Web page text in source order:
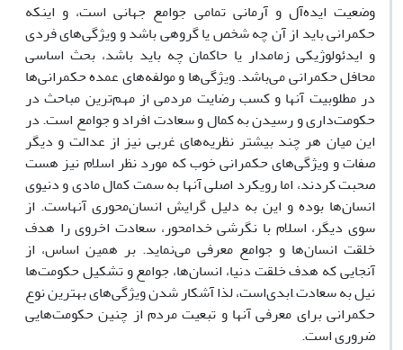
وضعیت ایده‌آل و آرمانی تمامی جوامع جهانی است، و اینکه
حکمرانی باید از آن چه شخص یا گروهی باشد و ویژگی‌های فردی
و ایدئولوژیکی زمامدار یا حاکمان چه باید باشد، بحث اساسی
محافل حکمرانی می‌باشد. ویژگی‌ها و مولفه‌های عمده حکمرانی‌ها
در مطلوبیت آنها و کسب رضایت مردمی از مهم‌ترین مباحث در
حکومت‌داری و رسیدن به کمال و سعادت افراد و جوامع است. در
این میان هر چند بیشتر نظریه‌های غربی نیز از عدالت و دیگر
صفات و ویژگی‌های حکمرانی خوب که مورد نظر اسلام نیز هست
صحبت کردند، اما رویکرد اصلی آنها به سمت کمال مادی و دنیوی
انسان‌ها بوده و این به دلیل گرایش انسان‌محوری آنهاست. از
سوی دیگر، اسلام با نگرشی خدامحور، سعادت اخروی را هدف
خلقت انسان‌ها و جوامع معرفی می‌نماید. بر همین اساس، از
آنجایی که هدف خلقت دنیا، انسان‌ها، جوامع و تشکیل حکومت‌ها
نیل به سعادت َابدی‌است، لذا آشکار شدن ویژگی‌های بهترین نوع
حکمرانی برای معرفی آنها و تبعیت مردم از چنین حکومت‌هایی
ضروری است.